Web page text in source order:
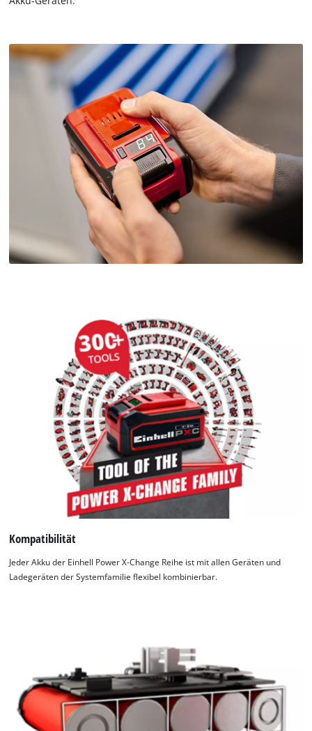
verkürzen. 50 % schnellere Ladezeiten und demnach ständige
Verfügbarkeit von geladenen PXC Akkus werden durch den
Boostmodus ermöglicht. Der Akku ist innerhalb von 60
Minuten voll aufgeladen. Power X-Change Geräte und
Werkzeuge sind dadurch schnell wieder einsatzbereit. Für
den optimalen Ladevorgang und höchste Sicherheit wird der
Akku vom intelligenten Lademanagement ständig überwacht.
Alle aktuellen Informationen werden über die 6-fache
Zustands-LED-Anzeige bereitgestellt. Mithilfe der
Aufhängeösen kann das Ladegerät einfach an der Wand
montiert werden und benötigt wenig Platz.
Kompatibilität
Jeder Akku der Einhell Power X-Change Reihe ist mit allen Geräten und
Ladegeräten der Systemfamilie flexibel kombinierbar.